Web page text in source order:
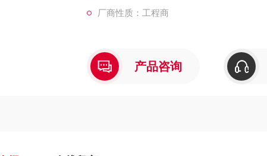
厂商性质：工程商
产品咨询